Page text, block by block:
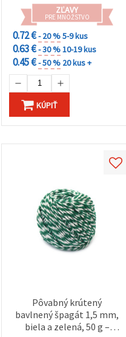
ZĽAVY
PRE MNOŽSTVO
0.72 €- 20 %5-9 kus
0.63 €- 30 %10-19 kus
0.45 €- 50 % 20 kus +
KÚPIŤ
Pôvabný krútený
bavlnený špagát 1,5 mm,
biela a zelená, 50 g –